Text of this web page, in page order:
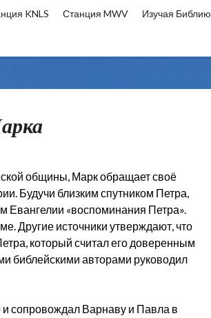
KNLS Станция MWV Изучая Библию
общины, Марк обращает своё
Будучи близким спутником Петра,
Евангелии «воспоминания Петра».
Другие источники утверждают, что
который считал его доверенным
библейскими авторами руководил
сопровождал Варнаву и Павла в